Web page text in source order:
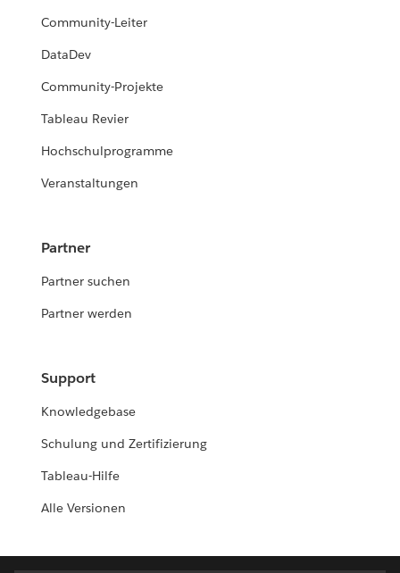
Community-Leiter
DataDev
Community-Projekte
Tableau Revier
Hochschulprogramme
Veranstaltungen
Partner
Partner suchen
Partner werden
Support
Knowledgebase
Schulung und Zertifizierung
Tableau-Hilfe
Alle Versionen